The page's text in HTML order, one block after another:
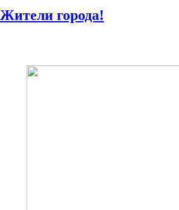
Жители города!